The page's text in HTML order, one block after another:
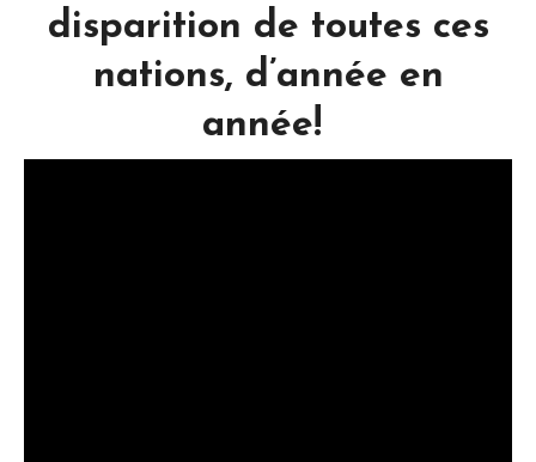
disparition de toutes ces
nations, d’année en
année!